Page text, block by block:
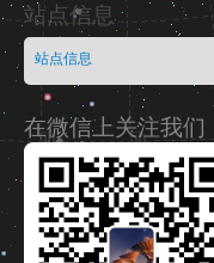
站点信息
站点信息
在微信上关注我们